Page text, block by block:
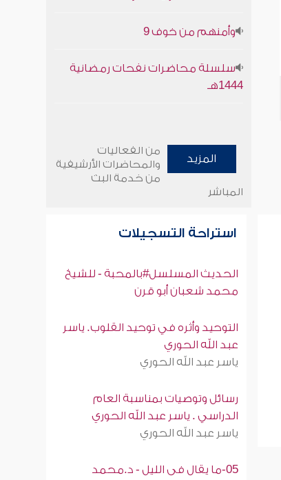
محمد العريفي
وأمنهم من خوف 9
سلسلة محاضرات نفحات رمضانية
1444هـ
المزيد
من الفعاليات
والمحاضرات الأرشيفية
من خدمة البث
المباشر
استراحة التسجيلات
الحديث المسلسل#بالمحبة - للشيخ
محمد شعبان أبو قرن
التوحيد وأثره في توحيد القلوب. ياسر
عبد الله الحوري
ياسر عبد الله الحوري
رسائل وتوصيات بمناسبة العام
الدراسي . ياسر عبد الله الحوري
ياسر عبد الله الحوري
05-ما يقال فى الليل - د.محمد